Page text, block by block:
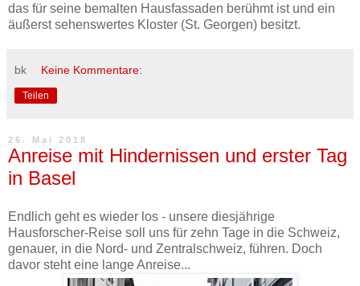
das für seine bemalten Hausfassaden berühmt ist und ein
äußerst sehenswertes Kloster (St. Georgen) besitzt.
bk Keine Kommentare:
Teilen
26. Mai 2018
Anreise mit Hindernissen und erster Tag
in Basel
Endlich geht es wieder los - unsere diesjährige
Hausforscher-Reise soll uns für zehn Tage in die Schweiz,
genauer, in die Nord- und Zentralschweiz, führen. Doch
davor steht eine lange Anreise...